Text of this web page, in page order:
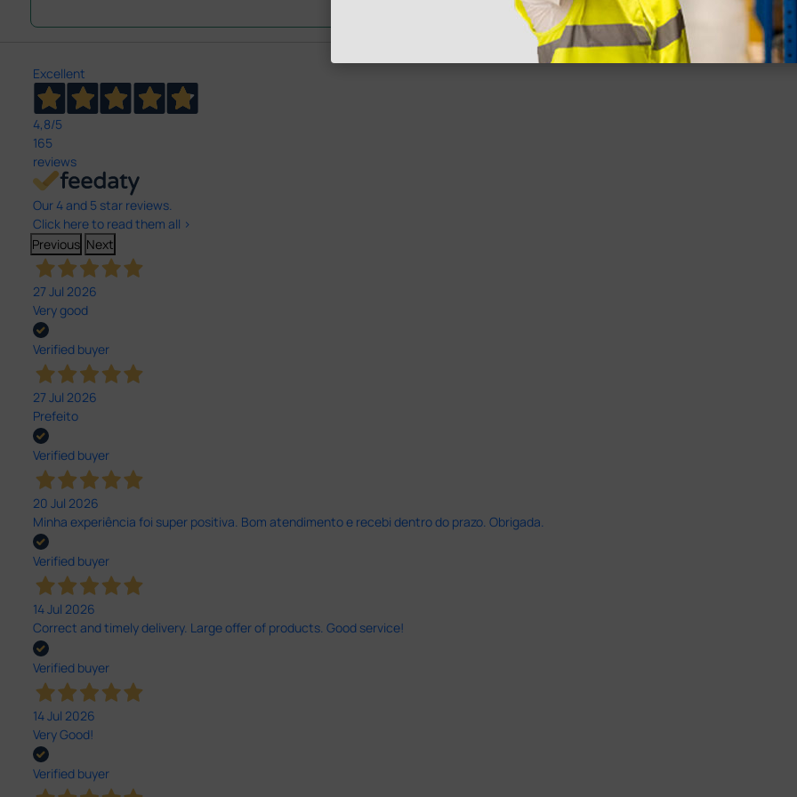
Excellent
4,8/5
165
reviews
Our 4 and 5 star reviews.
Click here to read them all >
Previous Next
27 Jul 2026
Very good
Verified buyer
27 Jul 2026
Prefeito
Verified buyer
20 Jul 2026
Minha experiência foi super positiva. Bom atendimento e recebi dentro do prazo. Obrigada.
Verified buyer
14 Jul 2026
Correct and timely delivery. Large offer of products. Good service!
Verified buyer
14 Jul 2026
Very Good!
Verified buyer